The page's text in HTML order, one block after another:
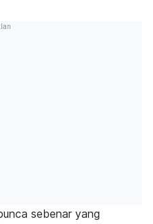
sebenar yang